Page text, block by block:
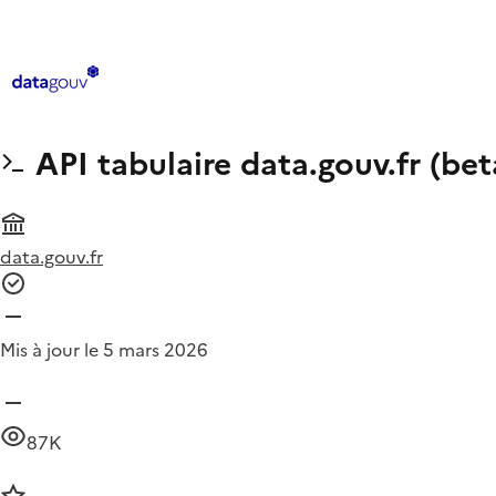
API tabulaire data.gouv.fr
data.gouv.fr
Mis à jour le 5 mars 2026
87K